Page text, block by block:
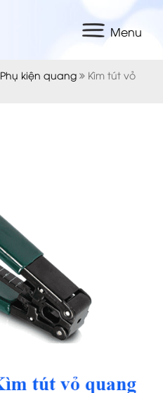
Menu
Phụ kiện quang
Kìm tút vỏ